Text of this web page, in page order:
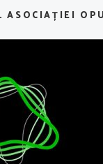
ASOCIAȚIEI